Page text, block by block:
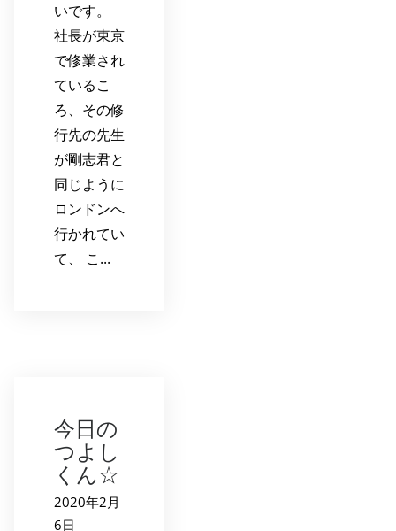
いです。
社長が東京
で修業され
ているこ
ろ、その修
行先の先生
が剛志君と
同じように
ロンドンへ
行かれてい
て、 こ...
今日の
つよし
くん☆
2020年2月
6日